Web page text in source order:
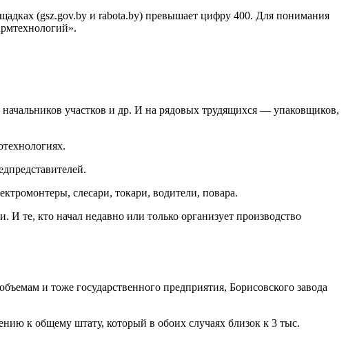
(gsz.gov.by и rabota.by) превышает цифру 400. Для понимания
участков и др. И на рядовых трудящихся — упаковщиков,
слесари, токари, водители, повара.
те, кто начал недавно или только организует производство
и тоже государственного предприятия, Борисовского завода
к общему штату, который в обоих случаях близок к 3 тыс.